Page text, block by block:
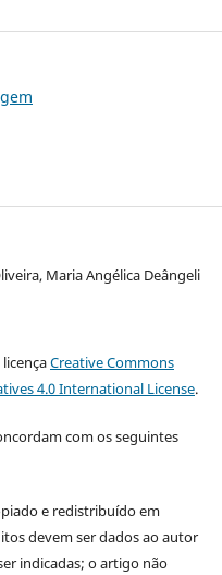
Maria Angélica Deângeli
Creative Commons
4.0 International License.
com os seguintes
e redistribuído em
devem ser dados ao autor
indicadas; o artigo não